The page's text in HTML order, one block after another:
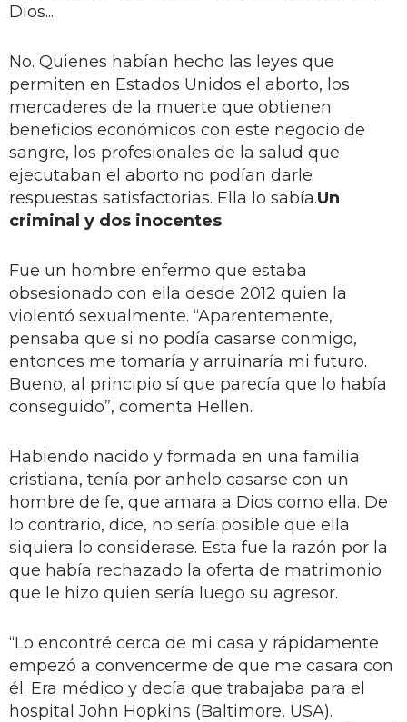
Dios...
No. Quienes habían hecho las leyes que
permiten en Estados Unidos el aborto, los
mercaderes de la muerte que obtienen
beneficios económicos con este negocio de
sangre, los profesionales de la salud que
ejecutaban el aborto no podían darle
respuestas satisfactorias. Ella lo sabía.Un
criminal y dos inocentes
Fue un hombre enfermo que estaba
obsesionado con ella desde 2012 quien la
violentó sexualmente. “Aparentemente,
pensaba que si no podía casarse conmigo,
entonces me tomaría y arruinaría mi futuro.
Bueno, al principio sí que parecía que lo había
conseguido”, comenta Hellen.
Habiendo nacido y formada en una familia
cristiana, tenía por anhelo casarse con un
hombre de fe, que amara a Dios como ella. De
lo contrario, dice, no sería posible que ella
siquiera lo considerase. Esta fue la razón por la
que había rechazado la oferta de matrimonio
que le hizo quien sería luego su agresor.
“Lo encontré cerca de mi casa y rápidamente
empezó a convencerme de que me casara con
él. Era médico y decía que trabajaba para el
hospital John Hopkins (Baltimore, USA).